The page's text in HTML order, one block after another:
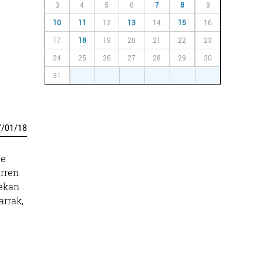
/01/18
3 4 5 6 7 8 9
10 11 12 13 14 15 16
17 18 19 20 21 22 23
24 25 26 27 28 29 30
31